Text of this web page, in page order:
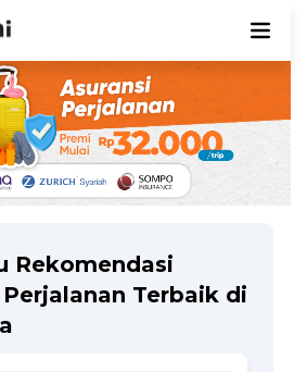
Rekomendasi
Terbaik di